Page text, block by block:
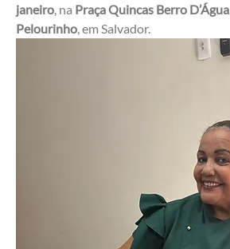
janeiro , na Praça Quincas Berro D’Água
Pelourinho , em Salvador.